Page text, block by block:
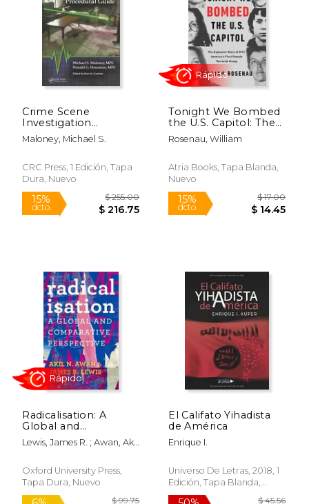
15%
dcto. $ 21.21
50%
dcto.
50%
dcto.
$ 146.00
$ 73.00
6%
dcto. $
Crime Scene
Investigation
Procedural Guide (en
Inglés)
Maloney, Michael S.
CRC Press, 1 Edición, Tapa
Dura, Nuevo
Tonight We Bombed
the U.S. Capitol: The
Explosive Story of
M19, America's First
Group (en Inglés)
Rosenau, William
Atria Books, Tapa Blanda,
Nuevo
Radicalisation: A
Global and
Comparative
Perspective (en
Lewis, James R. ; Awan, Akil
Oxford University Press,
Tapa Dura, Nuevo
El Califato Yihadista
de América
Enrique I.
Universo De Letras, 2018, 1
Edición, Tapa Blanda,
Nuevo